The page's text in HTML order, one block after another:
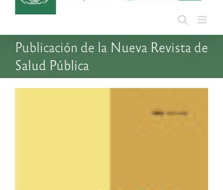
Publicación de la Nueva Revista de
Salud Pública